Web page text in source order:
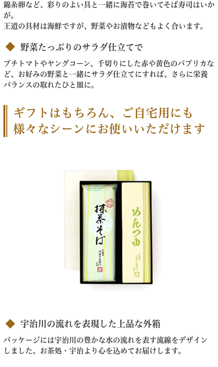
錦糸卵など、彩りのよい具と一緒に海苔で巻いてそば寿司はいか
が。
王道の具材は海鮮ですが、野菜やお漬物などもよく合います。
野菜たっぷりのサラダ仕立てで
プチトマトやヤングコーン、千切りにした赤や黄色のパプリカな
ど、お好みの野菜と一緒にサラダ仕立てにすれば、さらに栄養
バランスの取れたひと皿に。
ギフトはもちろん、ご自宅用にも
様々なシーンにお使いいただけます
宇治川の流れを表現した上品な外箱
パッケージには宇治川の豊かな水の流れを表す流線をデザイン
しました。お茶処・宇治より心を込めてお届けします。